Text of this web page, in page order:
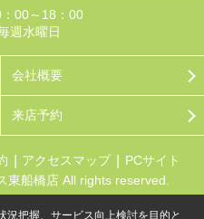
：00～18：00
週水曜日
会社概要
来店予約
アクセスマップ
PCサイト
東船橋店 All rights reserved.
況把握、サービス向上検討を目的と